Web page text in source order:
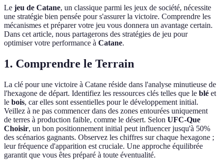
Le jeu de Catane, un classique parmi les jeux de société, nécessite
une stratégie bien pensée pour s'assurer la victoire. Comprendre les
mécanismes et préparer votre jeu vous donnera un avantage certain.
Dans cet article, nous partagerons des stratégies de jeu pour
optimiser votre performance à Catane.
1. Comprendre le Terrain
La clé pour une victoire à Catane réside dans l'analyse minutieuse de
l'hexagone de départ. Identifiez les ressources clés telles que le blé et
le bois, car elles sont essentielles pour le développement initial.
Veillez à ne pas commencer dans des zones entourées uniquement
de terres à production faible, comme le désert. Selon UFC-Que
Choisir, un bon positionnement initial peut influencer jusqu'à 50%
des scénarios gagnants. Observez les chiffres sur chaque hexagone ;
leur fréquence d'apparition est cruciale. Une approche équilibrée
garantit que vous êtes préparé à toute éventualité.